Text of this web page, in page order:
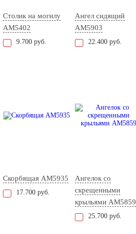
Столик на могилу
AM5402
9.700 руб.
Ангел сидящий
AM5903
22.400 руб.
Скорбящая AM5935
17.700 руб.
Ангелок со
скрещенными
крыльями AM5859
25.700 руб.